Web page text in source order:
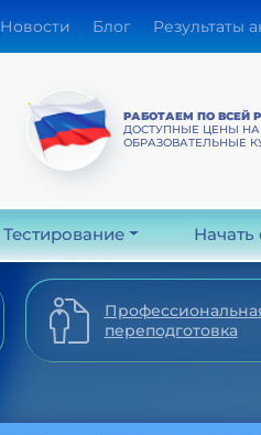
Новости Блог Результаты
РАБОТАЕМ ПО ВСЕЙ
ДОСТУПНЫЕ ЦЕНЫ НА
ОБРАЗОВАТЕЛЬНЫЕ
Тестирование Начать
переподготовка